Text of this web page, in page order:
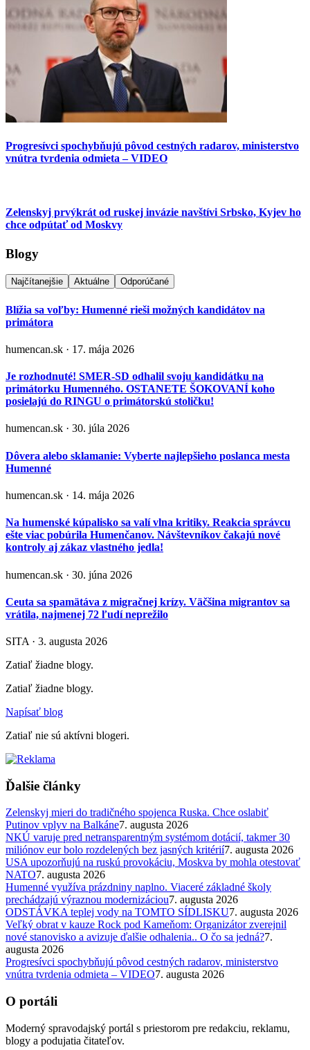
Progresívci spochybňujú pôvod cestných radarov, ministerstvo
vnútra tvrdenia odmieta – VIDEO
Zelenskyj prvýkrát od ruskej invázie navštívi Srbsko, Kyjev ho
chce odpútať od Moskvy
Blogy
Najčítanejšie Aktuálne Odporúčané
Blížia sa voľby: Humenné rieši možných kandidátov na
primátora
humencan.sk · 17. mája 2026
Je rozhodnuté! SMER-SD odhalil svoju kandidátku na
primátorku Humenného. OSTANETE ŠOKOVANÍ koho
posielajú do RINGU o primátorskú stoličku!
humencan.sk · 30. júla 2026
Dôvera alebo sklamanie: Vyberte najlepšieho poslanca mesta
Humenné
humencan.sk · 14. mája 2026
Na humenské kúpalisko sa valí vlna kritiky. Reakcia správcu
ešte viac pobúrila Humenčanov. Návštevníkov čakajú nové
kontroly aj zákaz vlastného jedla!
humencan.sk · 30. júna 2026
Ceuta sa spamätáva z migračnej krízy. Väčšina migrantov sa
vrátila, najmenej 72 ľudí neprežilo
SITA · 3. augusta 2026
Zatiaľ žiadne blogy.
Zatiaľ žiadne blogy.
Napísať blog
Zatiaľ nie sú aktívni blogeri.
Ďalšie články
Zelenskyj mieri do tradičného spojenca Ruska. Chce oslabiť
Putinov vplyv na Balkáne7. augusta 2026
NKÚ varuje pred netransparentným systémom dotácií, takmer 30
miliónov eur bolo rozdelených bez jasných kritérií7. augusta 2026
USA upozorňujú na ruskú provokáciu, Moskva by mohla otestovať
NATO7. augusta 2026
Humenné využíva prázdniny naplno. Viaceré základné školy
prechádzajú výraznou modernizáciou7. augusta 2026
ODSTÁVKA teplej vody na TOMTO SÍDLISKU7. augusta 2026
Veľký obrat v kauze Rock pod Kameňom: Organizátor zverejnil
nové stanovisko a avizuje ďalšie odhalenia.. O čo sa jedná?7.
augusta 2026
Progresívci spochybňujú pôvod cestných radarov, ministerstvo
vnútra tvrdenia odmieta – VIDEO7. augusta 2026
O portáli
Moderný spravodajský portál s priestorom pre redakciu, reklamu,
blogy a podujatia čitateľov.